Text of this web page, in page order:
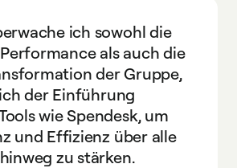
ich sowohl die
als auch die
der Gruppe,
der Einführung
wie Spendesk, um
und Effizienz über alle
zu stärken.